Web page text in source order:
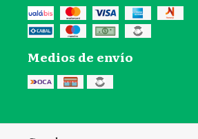
Medios de envío